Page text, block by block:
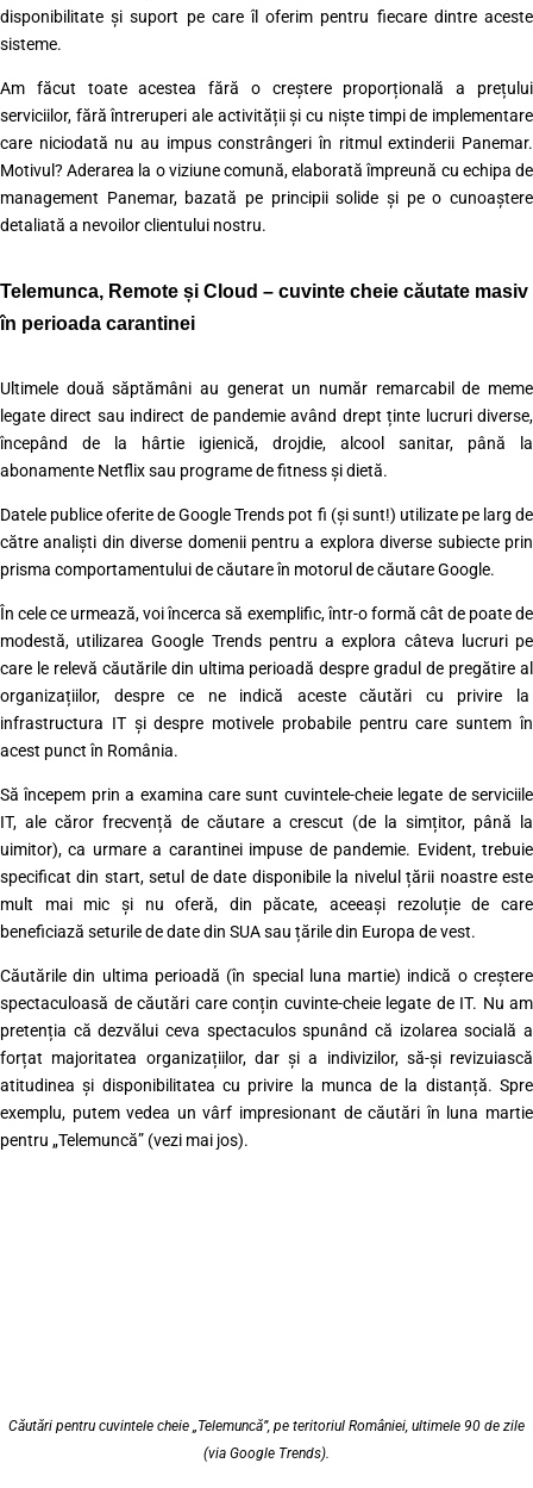
disponibilitate și suport pe care îl oferim pentru fiecare dintre aceste
sisteme.
Am făcut toate acestea fără o creștere proporțională a prețului
serviciilor, fără întreruperi ale activității și cu niște timpi de implementare
care niciodată nu au impus constrângeri în ritmul extinderii Panemar.
Motivul? Aderarea la o viziune comună, elaborată împreună cu echipa de
management Panemar, bazată pe principii solide și pe o cunoaștere
detaliată a nevoilor clientului nostru.
Telemunca, Remote și Cloud – cuvinte cheie căutate masiv
în perioada carantinei
Ultimele două săptămâni au generat un număr remarcabil de meme
legate direct sau indirect de pandemie având drept ținte lucruri diverse,
începând de la hârtie igienică, drojdie, alcool sanitar, până la
abonamente Netflix sau programe de fitness și dietă.
Datele publice oferite de Google Trends pot fi (și sunt!) utilizate pe larg de
către analiști din diverse domenii pentru a explora diverse subiecte prin
prisma comportamentului de căutare în motorul de căutare Google.
În cele ce urmează, voi încerca să exemplific, într-o formă cât de poate de
modestă, utilizarea Google Trends pentru a explora câteva lucruri pe
care le relevă căutările din ultima perioadă despre gradul de pregătire al
organizațiilor, despre ce ne indică aceste căutări cu privire la
infrastructura IT și despre motivele probabile pentru care suntem în
acest punct în România.
Să începem prin a examina care sunt cuvintele-cheie legate de serviciile
IT, ale căror frecvență de căutare a crescut (de la simțitor, până la
uimitor), ca urmare a carantinei impuse de pandemie. Evident, trebuie
specificat din start, setul de date disponibile la nivelul țării noastre este
mult mai mic și nu oferă, din păcate, aceeași rezoluție de care
beneficiază seturile de date din SUA sau țările din Europa de vest.
Căutările din ultima perioadă (în special luna martie) indică o creștere
spectaculoasă de căutări care conțin cuvinte-cheie legate de IT. Nu am
pretenția că dezvălui ceva spectaculos spunând că izolarea socială a
forțat majoritatea organizațiilor, dar și a indivizilor, să-și revizuiască
atitudinea și disponibilitatea cu privire la munca de la distanță. Spre
exemplu, putem vedea un vârf impresionant de căutări în luna martie
pentru „Telemuncă” (vezi mai jos).
Căutări pentru cuvintele cheie „Telemuncă”, pe teritoriul României, ultimele 90 de zile
(via Google Trends).